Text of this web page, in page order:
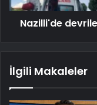
Nazilli'de
İlgili Makaleler